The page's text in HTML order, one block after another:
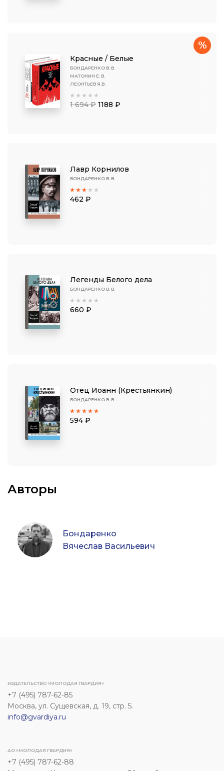
Красные / Белые
БОНДАРЕНКО В. В.
МАТОНИН Е. В.
ЛЕОНТЬЕВ Я.В.
1 694 ₽ 1188 ₽
%
Лавр Корнилов
БОНДАРЕНКО В. В.
462 ₽
Легенды Белого дела
БОНДАРЕНКО В. В.
660 ₽
Отец Иоанн (Крестьянкин)
БОНДАРЕНКО В. В.
594 ₽
Авторы
Бондаренко
Вячеслав Васильевич
ИЗДАТЕЛЬСТВО «МОЛОДАЯ ГВАРДИЯ»
+7 (495) 787-62-85
Москва, ул. Сущевская, д. 19, стр. 5.
info@gvardiya.ru
АО «МОЛОДАЯ ГВАРДИЯ»
+7 (495) 787-62-88